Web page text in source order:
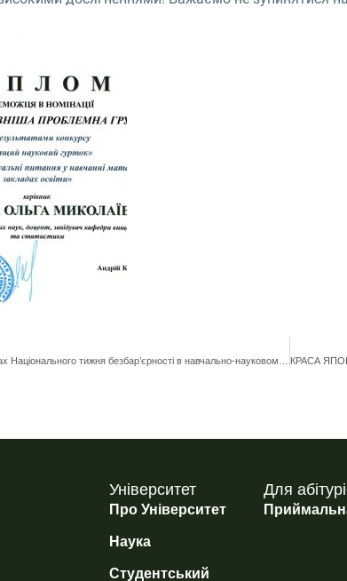
Університет
Про Університет
Наука
Студентський
Для